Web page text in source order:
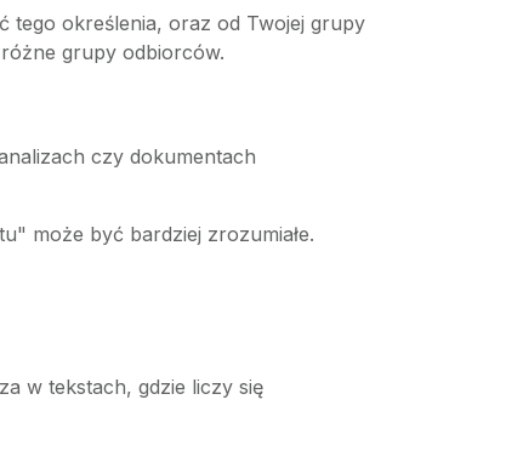
określenia, oraz od Twojej grupy
grupy odbiorców.
czy dokumentach
może być bardziej zrozumiałe.
w tekstach, gdzie liczy się